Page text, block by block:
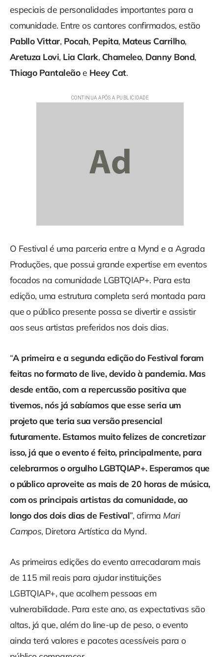
especiais de personalidades importantes para a
comunidade. Entre os cantores confirmados, estão
Pabllo Vittar, Pocah, Pepita, Mateus Carrilho,
Aretuza Lovi, Lia Clark, Chameleo, Danny Bond,
Thiago Pantaleãoe Heey Cat.
O Festival é uma parceria entre a Mynd e a Agrada
Produções, que possui grande expertise em eventos
focados na comunidade LGBTQIAP+. Para esta
edição, uma estrutura completa será montada para
que o público presente possa se divertir e assistir
aos seus artistas preferidos nos dois dias.
“A primeira e a segunda edição do Festival foram
feitas no formato de live, devido à pandemia. Mas
desde então, com a repercussão positiva que
tivemos, nós já sabíamos que esse seria um
projeto que teria sua versão presencial
futuramente. Estamos muito felizes de concretizar
isso, já que o evento é feito, principalmente, para
celebrarmos o orgulho LGBTQIAP+. Esperamos que
o público aproveite as mais de 20 horas de música,
com os principais artistas da comunidade, ao
longo dos dois dias de Festival”, afirma Mari
Campos, Diretora Artística da Mynd.
As primeiras edições do evento arrecadaram mais
de 115 mil reais para ajudar instituições
LGBTQIAP+, que acolhem pessoas em
vulnerabilidade. Para este ano, as expectativas são
altas, já que, além do line-up de peso, o evento
ainda terá valores e pacotes acessíveis para o